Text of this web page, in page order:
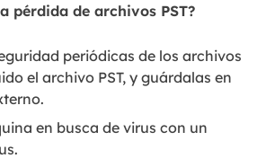
pérdida de archivos PST?
periódicas de los archivos
el archivo PST, y guárdalas en
en busca de virus con un